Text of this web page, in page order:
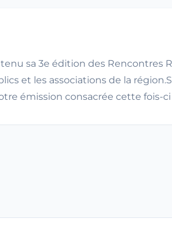
sa 3e édition des Rencontres
et les associations de la
émission consacrée cette fois-